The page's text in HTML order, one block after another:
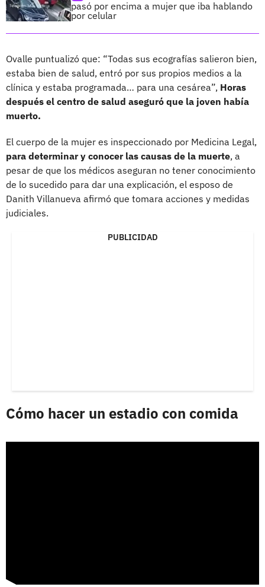
pasó por encima a mujer que iba hablando
por celular
Ovalle puntualizó que: “Todas sus ecografías salieron bien,
estaba bien de salud, entró por sus propios medios a la
clínica y estaba programada… para una cesárea”, Horas
después el centro de salud aseguró que la joven había
muerto.
El cuerpo de la mujer es inspeccionado por Medicina Legal,
para determinar y conocer las causas de la muerte, a
pesar de que los médicos aseguran no tener conocimiento
de lo sucedido para dar una explicación, el esposo de
Danith Villanueva afirmó que tomara acciones y medidas
judiciales.
PUBLICIDAD
Cómo hacer un estadio con comida